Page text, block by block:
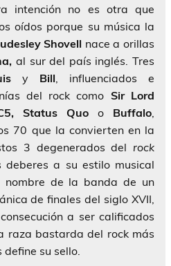
intención no es otra que
oídos porque su música la
Shovell nace a orillas
al sur del país inglés. Tres
y Bill, influenciados e
del rock como Sir Lord
Status Quo o Buffalo,
70 que la convierten en la
3 degenerados del rock
deberes a su estilo musical
nombre de la banda de un
de finales del siglo XVII,
a ser calificados
raza bastarda del rock más
su sello.